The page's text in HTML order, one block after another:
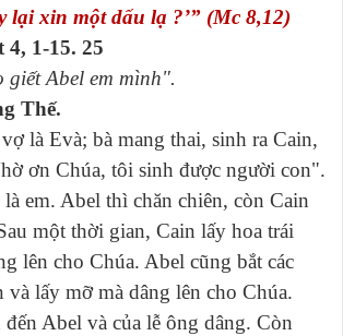
lại xin một dấu lạ ?’” (Mc 8,12)
1-15. 25
giết Abel em mình".
Thế.
là Evà; bà mang thai, sinh ra Cain,
ơn Chúa, tôi sinh được người con".
em. Abel thì chăn chiên, còn Cain
một thời gian, Cain lấy hoa trái
lên cho Chúa. Abel cũng bắt các
và lấy mỡ mà dâng lên cho Chúa.
Abel và của lễ ông dâng. Còn